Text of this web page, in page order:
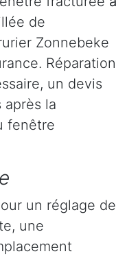
de
Zonnebeke
Réparation
un devis
après la
fenêtre
un réglage de
une